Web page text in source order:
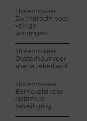
Slotenmaker
Zwijndrecht voor
veilige
woningen
Slotenmaker
Oosterhout voor
snelle zekerheid
Slotenmaker
Barneveld voor
optimale
beveiliging